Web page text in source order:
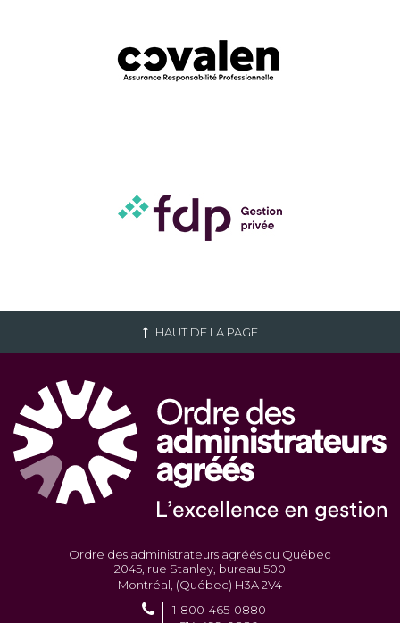
HAUT DE LA PAGE
Ordre des administrateurs agréés du Québec
2045, rue Stanley, bureau 500
Montréal, (Québec) H3A 2V4
1-800-465-0880